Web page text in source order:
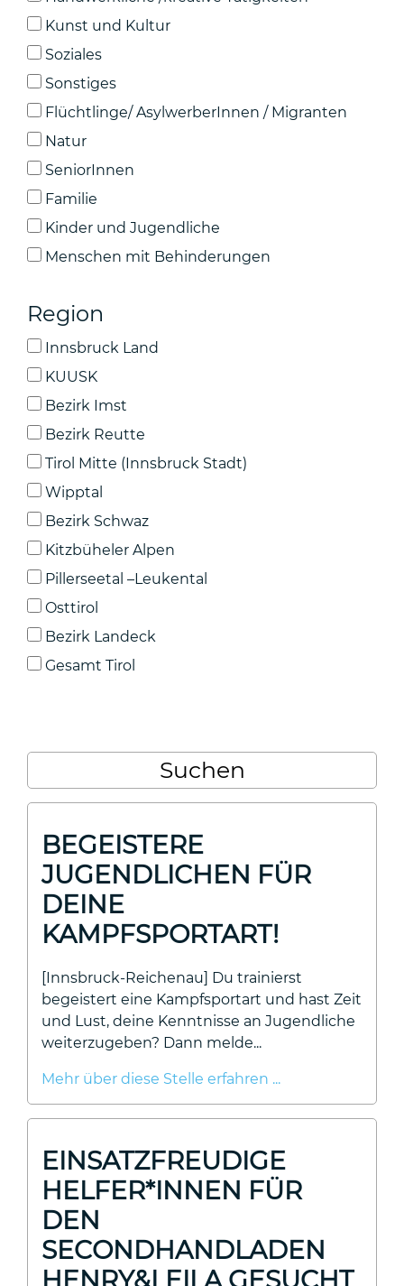
Kunst und Kultur
Soziales
Sonstiges
Flüchtlinge/ AsylwerberInnen / Migranten
Natur
SeniorInnen
Familie
Kinder und Jugendliche
Menschen mit Behinderungen
Region
Innsbruck Land
KUUSK
Bezirk Imst
Bezirk Reutte
Tirol Mitte (Innsbruck Stadt)
Wipptal
Bezirk Schwaz
Kitzbüheler Alpen
Pillerseetal –Leukental
Osttirol
Bezirk Landeck
Gesamt Tirol
BEGEISTERE
JUGENDLICHEN FÜR
DEINE
KAMPFSPORTART!
[Innsbruck-Reichenau] Du trainierst
begeistert eine Kampfsportart und hast Zeit
und Lust, deine Kenntnisse an Jugendliche
weiterzugeben? Dann melde...
Mehr über diese Stelle erfahren ...
EINSATZFREUDIGE
HELFER*INNEN FÜR
DEN
SECONDHANDLADEN
HENRY&LEILA GESUCHT